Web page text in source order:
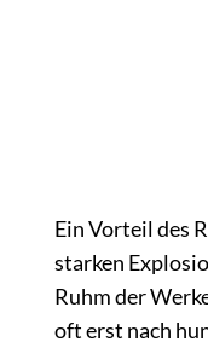
Ein Vorteil des
starken
Ruhm der
oft erst nach